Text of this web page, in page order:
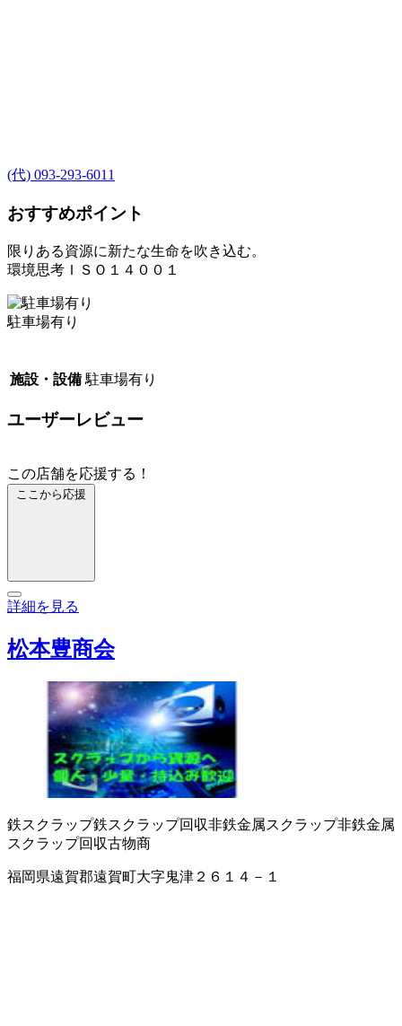
(代) 093-293-6011
おすすめポイント
限りある資源に新たな生命を吹き込む。
環境思考ＩＳＯ１４００１
駐車場有り
施設・設備 駐車場有り
ユーザーレビュー
この店舗を応援する！
ここから応援
詳細を見る
松本豊商会
鉄スクラップ鉄スクラップ回収非鉄金属スクラップ非鉄金属
スクラップ回収古物商
福岡県遠賀郡遠賀町大字鬼津２６１４－１